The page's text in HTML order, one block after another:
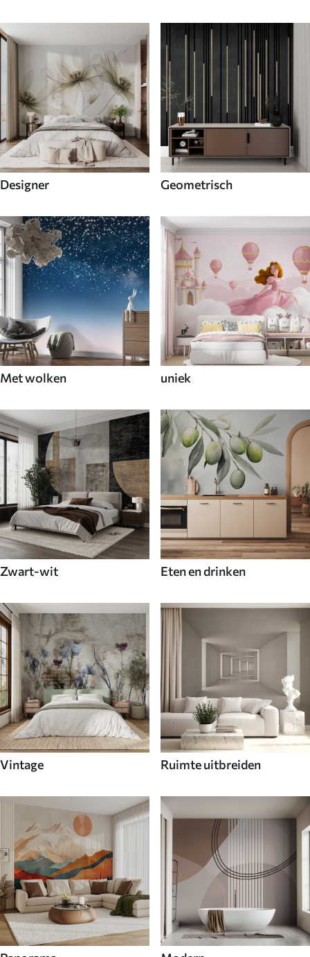
Designer Geometrisch
Met wolken uniek
Zwart-wit Eten en drinken
Vintage Ruimte uitbreiden